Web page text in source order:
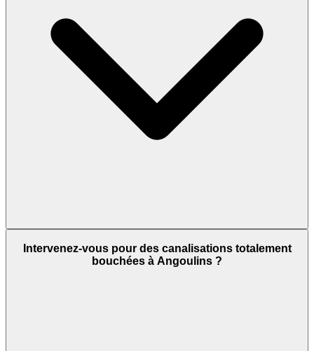
Intervenez-vous pour des canalisations totalement
bouchées à Angoulins ?